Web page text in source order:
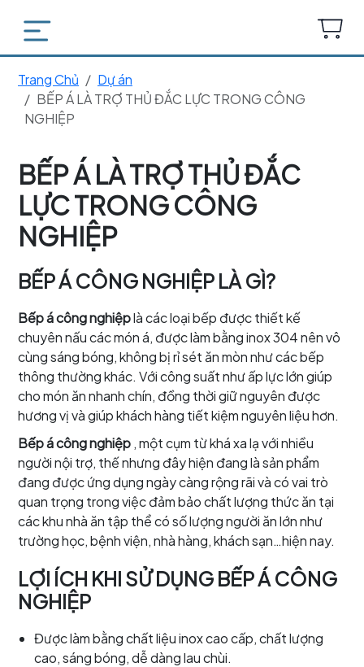
Trang Chủ
Dự án
BẾP Á LÀ TRỢ THỦ ĐẮC LỰC TRONG CÔNG
NGHIỆP
BẾP Á LÀ TRỢ THỦ ĐẮC
LỰC TRONG CÔNG
NGHIỆP
BẾP Á CÔNG NGHIỆP LÀ GÌ?
Bếp á công nghiệplà các loại bếp được thiết kế
chuyên nấu các món á, được làm bằng inox 304 nên vô
cùng sáng bóng, không bị rỉ sét ăn mòn như các bếp
thông thường khác. Với công suất như ấp lực lớn giúp
cho món ăn nhanh chín, đồng thời giữ nguyên được
hương vị và giúp khách hàng tiết kiệm nguyên liệu hơn.
Bếp á công nghiệp , một cụm từ khá xa lạ với nhiều
người nội trợ, thế nhưng đây hiện đang là sản phẩm
đang được ứng dụng ngày càng rộng rãi và có vai trò
quan trọng trong việc đảm bảo chất lượng thức ăn tại
các khu nhà ăn tập thể có số lượng người ăn lớn như
trường học, bệnh viện, nhà hàng, khách sạn…hiện nay.
LỢI ÍCH KHI SỬ DỤNG BẾP Á CÔNG
NGHIỆP
Được làm bằng chất liệu inox cao cấp, chất lượng
cao, sáng bóng, dễ dàng lau chùi.